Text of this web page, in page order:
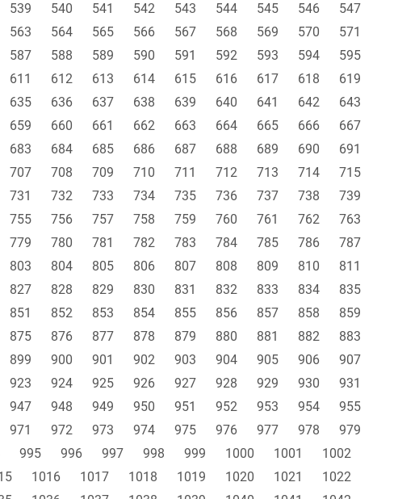
539 540 541 542 543 544 545 546
547
563 564 565 566 567 568 569 570
571
587 588 589 590 591 592 593 594
595
611 612 613 614 615 616 617 618
619
635 636 637 638 639 640 641 642
643
659 660 661 662 663 664 665 666
667
683 684 685 686 687 688 689 690
691
707 708 709 710 711 712 713 714
715
731 732 733 734 735 736 737 738
739
755 756 757 758 759 760 761 762
763
779 780 781 782 783 784 785 786
787
803 804 805 806 807 808 809 810
811
827 828 829 830 831 832 833 834
835
851 852 853 854 855 856 857 858
859
875 876 877 878 879 880 881 882
883
899 900 901 902 903 904 905 906
907
923 924 925 926 927 928 929 930
931
947 948 949 950 951 952 953 954
955
971 972 973 974 975 976 977 978
979
995 996 997 998 999 1000 1001
1002
1016 1017 1018 1019 1020 1021
1022